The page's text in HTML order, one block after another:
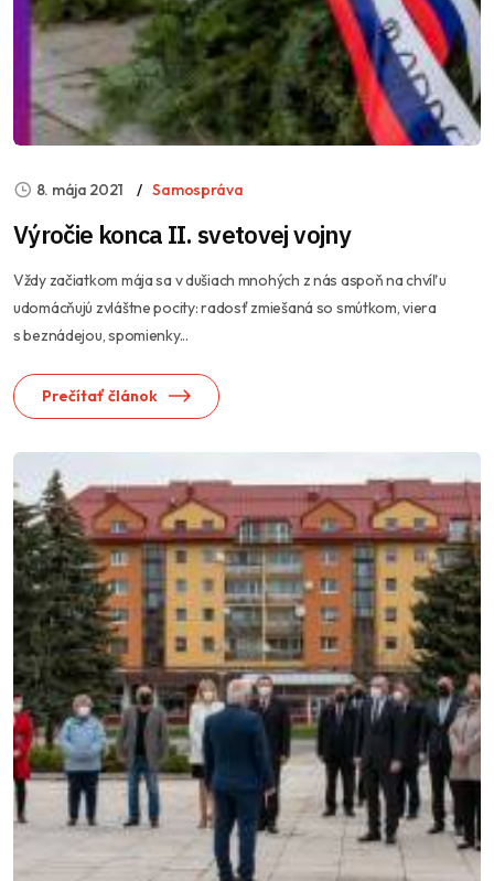
8. mája 2021 Samospráva
Výročie konca II. svetovej vojny
Vždy začiatkom mája sa v dušiach mnohých z nás aspoň na chvíľu
udomácňujú zvláštne pocity: radosť zmiešaná so smútkom, viera
s beznádejou, spomienky...
Prečítať článok